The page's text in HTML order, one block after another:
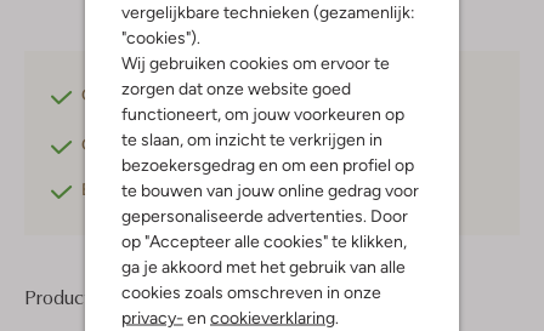
vergelijkbare technieken (gezamenlijk:
"cookies").
Wij gebruiken cookies om ervoor te
zorgen dat onze website goed
functioneert, om jouw voorkeuren op
te slaan, om inzicht te verkrijgen in
bezoekersgedrag en om een profiel op
te bouwen van jouw online gedrag voor
gepersonaliseerde advertenties. Door
op "Accepteer alle cookies" te klikken,
ga je akkoord met het gebruik van alle
cookies zoals omschreven in onze
privacy- en cookieverklaring.
Gratis verzendingvanaf €75,-
Gratis retournerenbinnen 30 dagen*
Betaal achterafmet Klarna
Product informatie